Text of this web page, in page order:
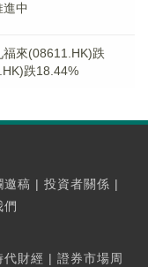
中
福來(08611.HK)跌
跌18.44%
邀稿 | 投資者關係 |
們
代財經 | 證券市場周